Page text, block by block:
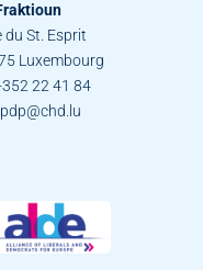
du St. Esprit
Luxembourg
22 41 84